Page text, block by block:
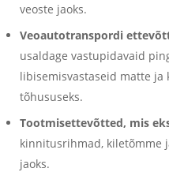
veoste jaoks.
Veoautotranspordi
usaldage vastupidavaid
libisemisvastaseid matte ja
tõhususeks.
Tootmisettevõtted, mis
kinnitusrihmad, kiletõmme
jaoks.